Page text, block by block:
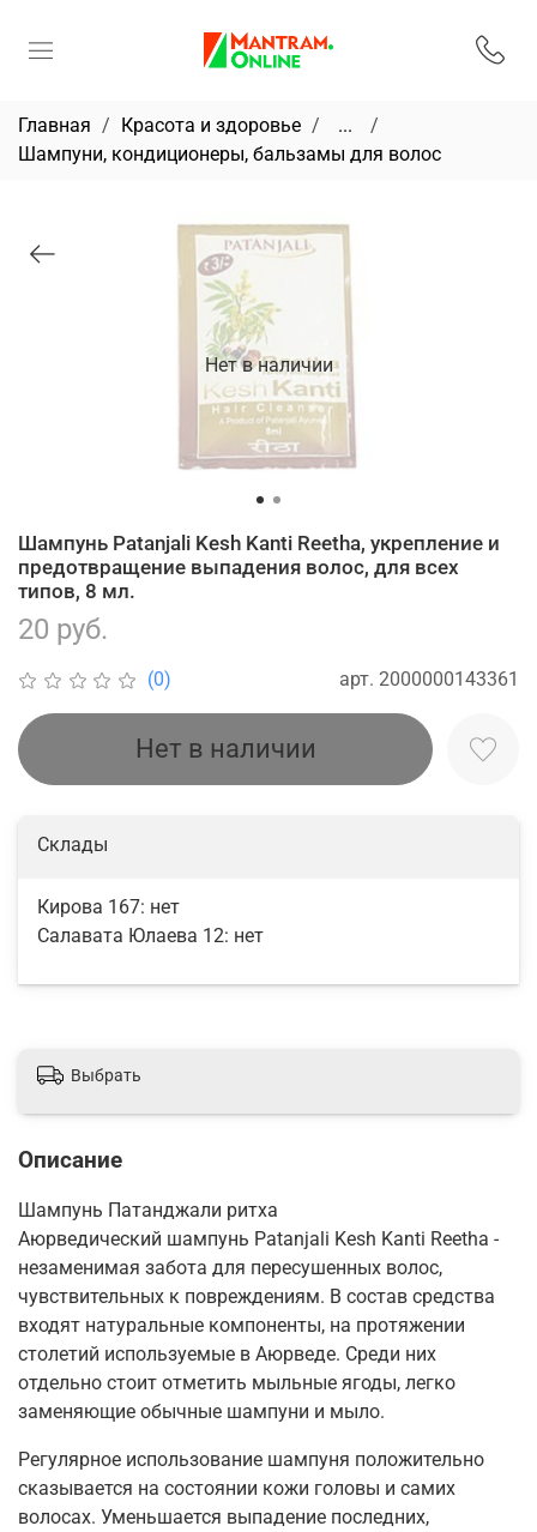
Главная Красота и здоровье
...
Шампуни, кондиционеры, бальзамы для волос
Нет в наличии
(0) арт. 2000000143361
Шампунь Patanjali Kesh Kanti Reetha, укрепление и
предотвращение выпадения волос, для всех
типов, 8 мл.
20 руб.
Нет в наличии
Склады
Кирова 167: нет
Салавата Юлаева 12: нет
Выбрать
Описание
Шампунь Патанджали ритха
Аюрведический шампунь Patanjali Kesh Kanti Reetha -
незаменимая забота для пересушенных волос,
чувствительных к повреждениям. В состав средства
входят натуральные компоненты, на протяжении
столетий используемые в Аюрведе. Среди них
отдельно стоит отметить мыльные ягоды, легко
заменяющие обычные шампуни и мыло.
Регулярное использование шампуня положительно
сказывается на состоянии кожи головы и самих
волосах. Уменьшается выпадение последних,